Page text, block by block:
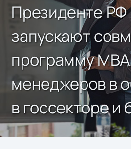
Президенте РФ
запускают
программу
менеджеров в
в госсекторе и